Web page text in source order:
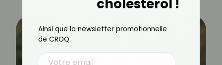
cholestérol !
Ainsi que la newsletter promotionnelle
de CROQ.